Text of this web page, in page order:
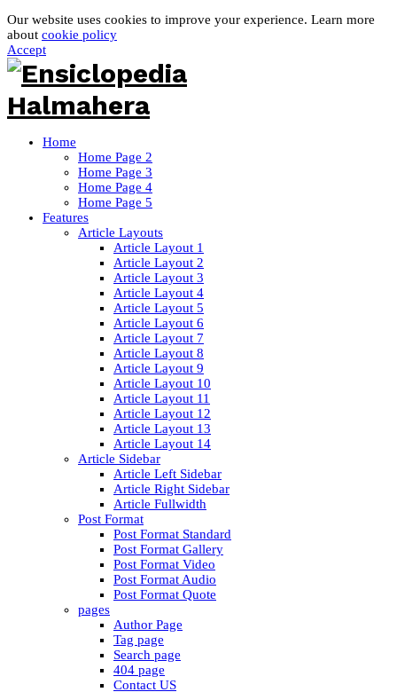
Our website uses cookies to improve your experience. Learn more
about cookie policy
Accept
Home
Home Page 2
Home Page 3
Home Page 4
Home Page 5
Features
Article Layouts
Article Layout 1
Article Layout 2
Article Layout 3
Article Layout 4
Article Layout 5
Article Layout 6
Article Layout 7
Article Layout 8
Article Layout 9
Article Layout 10
Article Layout 11
Article Layout 12
Article Layout 13
Article Layout 14
Article Sidebar
Article Left Sidebar
Article Right Sidebar
Article Fullwidth
Post Format
Post Format Standard
Post Format Gallery
Post Format Video
Post Format Audio
Post Format Quote
pages
Author Page
Tag page
Search page
404 page
Contact US